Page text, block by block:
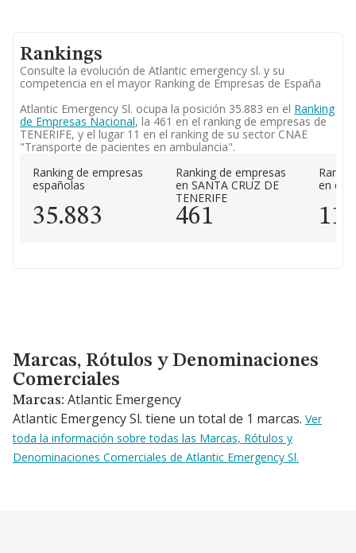
Rankings
Consulte la evolución de Atlantic emergency sl. y su
competencia en el mayor Ranking de Empresas de España
Atlantic Emergency Sl. ocupa la posición 35.883 en el Ranking
de Empresas Nacional, la 461 en el ranking de empresas de
TENERIFE, y el lugar 11 en el ranking de su sector CNAE
"Transporte de pacientes en ambulancia".
Ranking de empresas
españolas
35.883
Ranking de empresas
en SANTA CRUZ DE
TENERIFE
461
en el
11
Marcas, Rótulos y Denominaciones Comerciales
Marcas, Rótulos y Denominaciones
Comerciales
Marcas: Atlantic Emergency
Atlantic Emergency Sl. tiene un total de 1 marcas. Ver
toda la información sobre todas las Marcas, Rótulos y
Denominaciones Comerciales de Atlantic Emergency Sl.